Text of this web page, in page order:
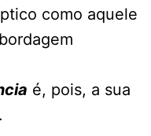
como aquele
a é, pois, a sua